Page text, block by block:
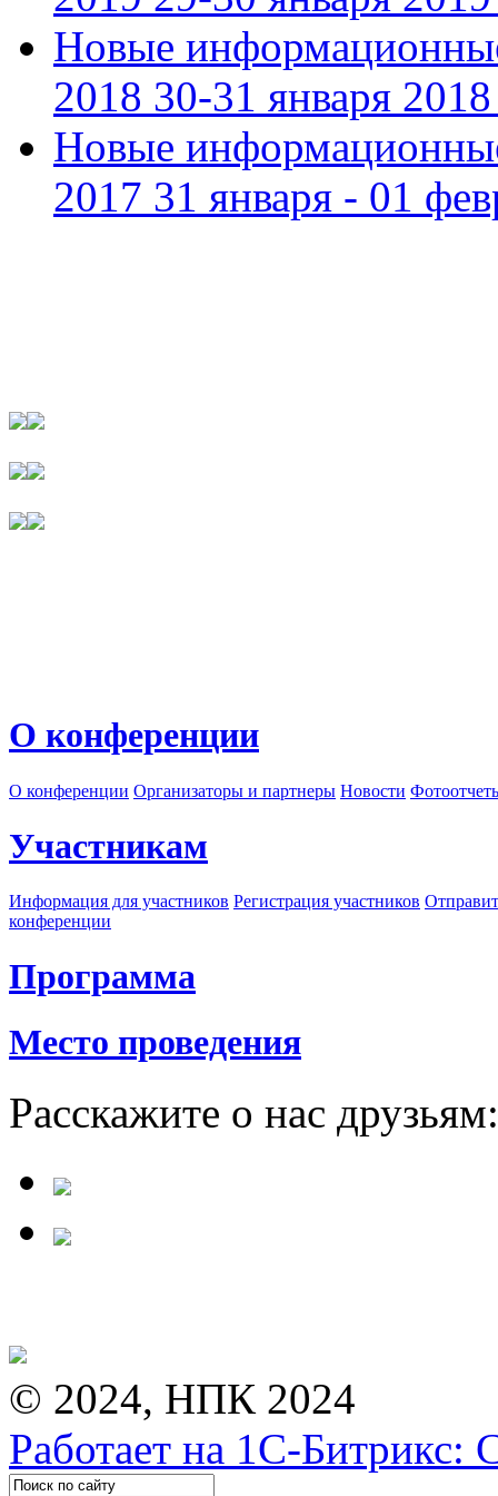
Новые
2018 30-31 января 2018
Новые
2017 31 января - 01
О конференции
О конференции Организаторы и партнеры Новости
Участникам
Информация для участников Регистрация участников
конференции
Программа
Место проведения
Расскажите о нас друзьям:
© 2024, НПК 2024
Работает на 1С-Битрикс: